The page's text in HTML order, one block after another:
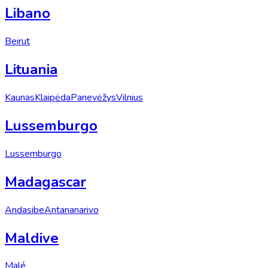
Libano
Beirut
Lituania
KaunasKlaipėdaPanevėžysVilnius
Lussemburgo
Lussemburgo
Madagascar
AndasibeAntananarivo
Maldive